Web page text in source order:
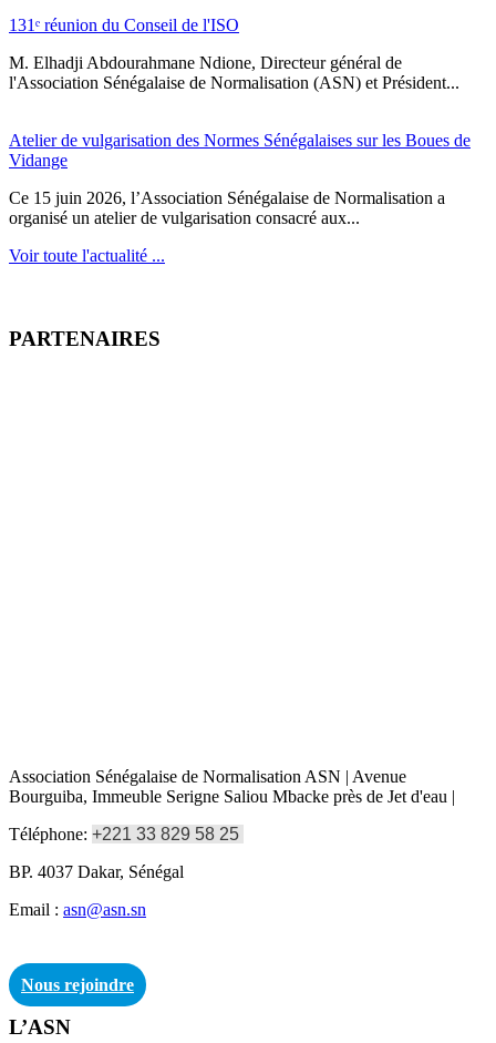
131ᵉ réunion du Conseil de l'ISO
M. Elhadji Abdourahmane Ndione, Directeur général de
l'Association Sénégalaise de Normalisation (ASN) et Président...
Atelier de vulgarisation des Normes Sénégalaises sur les Boues de
Vidange
Ce 15 juin 2026, l’Association Sénégalaise de Normalisation a
organisé un atelier de vulgarisation consacré aux...
Voir toute l'actualité ...
PARTENAIRES
Association Sénégalaise de Normalisation ASN | Avenue
Bourguiba, Immeuble Serigne Saliou Mbacke près de Jet d'eau |
Téléphone: +221 33 829 58 25
BP. 4037 Dakar, Sénégal
Email : asn@asn.sn
Nous rejoindre
L’ASN